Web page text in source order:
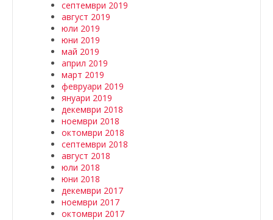
септември 2019
август 2019
юли 2019
юни 2019
май 2019
април 2019
март 2019
февруари 2019
януари 2019
декември 2018
ноември 2018
октомври 2018
септември 2018
август 2018
юли 2018
юни 2018
декември 2017
ноември 2017
октомври 2017